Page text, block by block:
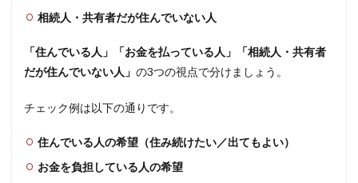
相続人・共有者だが住んでいない人
「住んでいる人」「お金を払っている人」「相続人・共有者
だが住んでいない人」 の3つの視点で分けましょう。
チェック例は以下の通りです。
住んでいる人の希望（住み続けたい／出てもよい）
お金を負担している人の希望